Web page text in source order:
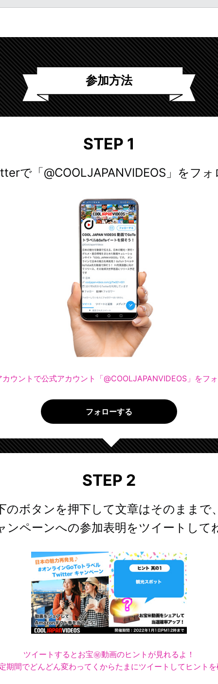
参加方法
STEP 1
で「@COOLJAPANVIDEOS」をフォ
ウントで公式アカウント「@COOLJAPANVIDEOS」をフ
フォローする
STEP 2
のボタンを押下して文章はそのままで
ンペーンへの参加表明をツイートして
ツイートするとお宝㊙動画のヒントが見れるよ！
期間でどんどん変わってくからたまにツイートしてヒント